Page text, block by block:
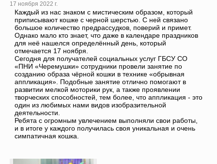
17 ноября 2022 г.
Каждый из нас знаком с мистическим образом, который
приписывают кошке с черной шерстью. С ней связано
большое количество предрассудков, поверий и примет.
Однако мало кто знает, что даже в календаре праздников
для неё нашелся определённый день, который
отмечается 17 ноября.
Сегодня для получателей социальных услуг ГБСУ СО
«ПНИ «Черемушки» сотрудники провели занятие по
созданию образа чёрной кошки в технике «обрывная
аппликация». Подобные занятие отлично помогают в
развитии мелкой моторики рук, а также проявлении
творческих способностей, тем более, что аппликация - это
один из любимых нами видов изобразительной
деятельности.
Ребята с огромным увлечением выполняли свои работы,
и в итоге у каждого получилась своя уникальная и очень
симпатичная кошка.